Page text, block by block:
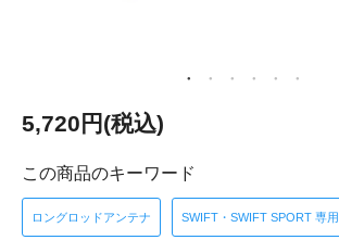
5,720円(税込)
この商品のキーワード
ロングロッドアンテナ SWIFT・SWIFT SPORT 専用